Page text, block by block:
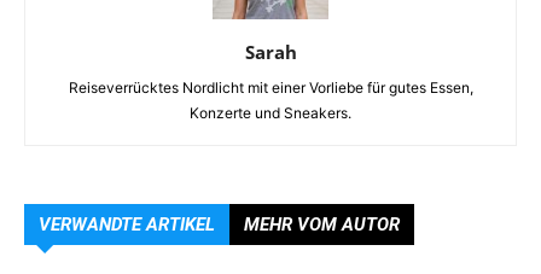
Sarah
Reiseverrücktes Nordlicht mit einer Vorliebe für gutes Essen,
Konzerte und Sneakers.
VERWANDTE ARTIKEL MEHR VOM AUTOR